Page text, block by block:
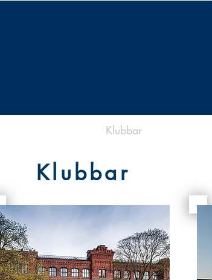
Klubbar
Klubbar